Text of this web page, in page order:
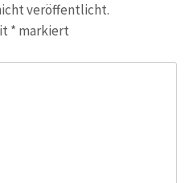
veröffentlicht.
* markiert